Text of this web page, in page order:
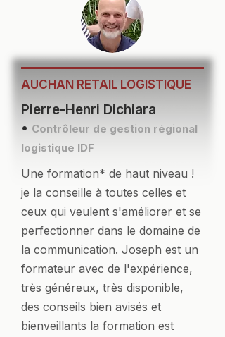
AUCHAN RETAIL LOGISTIQUE
Pierre-Henri Dichiara
• Contrôleur de gestion régional
logistique IDF
Une formation* de haut niveau !
je la conseille à toutes celles et
ceux qui veulent s'améliorer et se
perfectionner dans le domaine de
la communication. Joseph est un
formateur avec de l'expérience,
très généreux, très disponible,
des conseils bien avisés et
bienveillants la formation est